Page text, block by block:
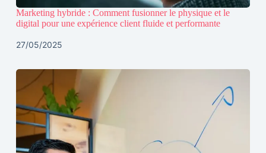
Marketing hybride : Comment fusionner le physique et le
digital pour une expérience client fluide et performante
27/05/2025